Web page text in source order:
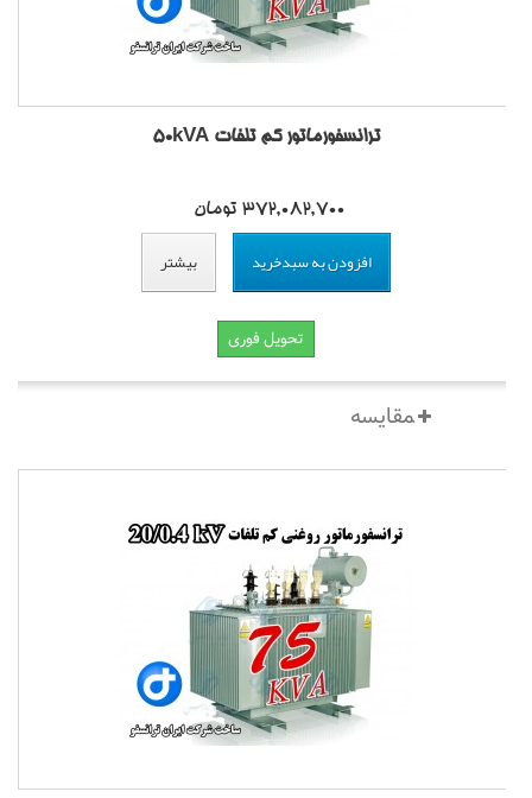
ترانسفورماتور کم تلفات 50kVA
372,082,700 تومان
افزودن به سبدخرید بیشتر
تحویل فوری